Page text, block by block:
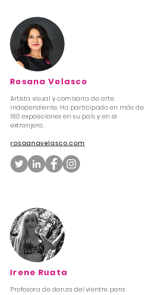
Rosana Velasco
Artista visual y comisaria de arte
independiente. Ha participado en más de
180 exposiciones en su país y en el
extranjero.
rosaanavelasco.com
Irene Ruata
Profesora de danza del vientre para